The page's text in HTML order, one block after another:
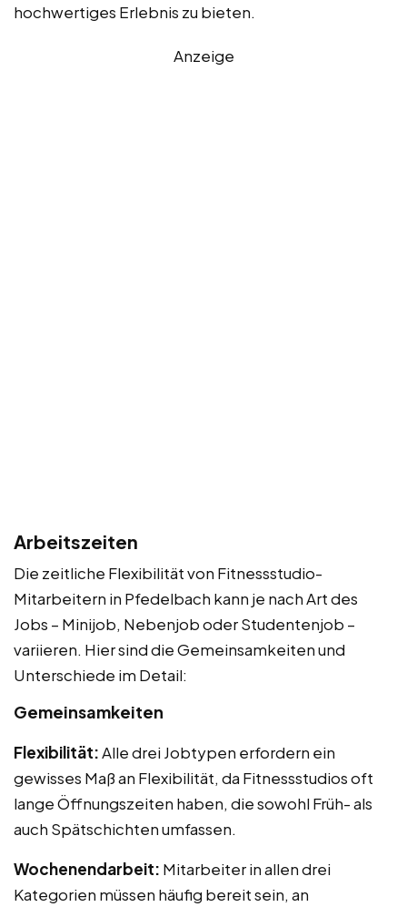
hochwertiges Erlebnis zu bieten.
Anzeige
Arbeitszeiten
Die zeitliche Flexibilität von Fitnessstudio-
Mitarbeitern in Pfedelbach kann je nach Art des
Jobs – Minijob, Nebenjob oder Studentenjob –
variieren. Hier sind die Gemeinsamkeiten und
Unterschiede im Detail:
Gemeinsamkeiten
Flexibilität:Alle drei Jobtypen erfordern ein
gewisses Maß an Flexibilität, da Fitnessstudios oft
lange Öffnungszeiten haben, die sowohl Früh- als
auch Spätschichten umfassen.
Wochenendarbeit: Mitarbeiter in allen drei
Kategorien müssen häufig bereit sein, an